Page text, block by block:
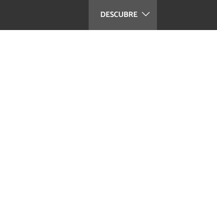
DESCUBRE